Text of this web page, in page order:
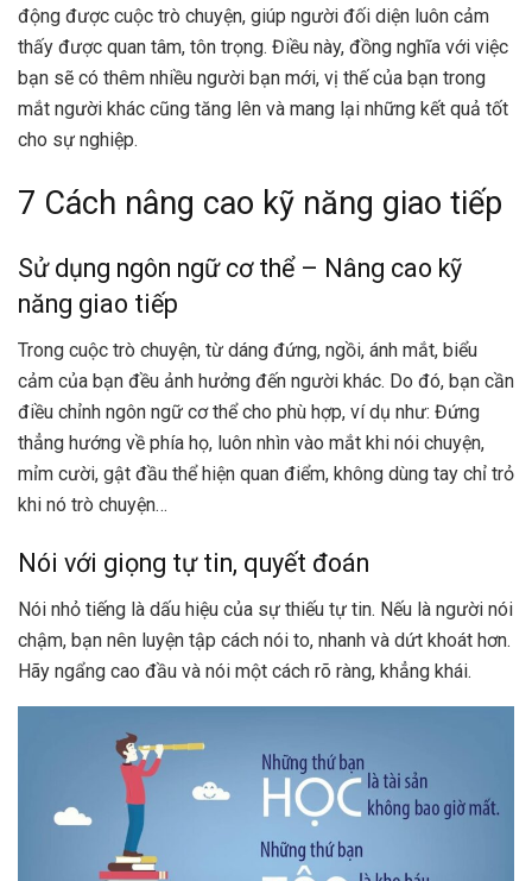
động được cuộc trò chuyện, giúp người đối diện luôn cảm
thấy được quan tâm, tôn trọng. Điều này, đồng nghĩa với việc
bạn sẽ có thêm nhiều người bạn mới, vị thế của bạn trong
mắt người khác cũng tăng lên và mang lại những kết quả tốt
cho sự nghiệp.
7 Cách nâng cao kỹ năng giao tiếp
Sử dụng ngôn ngữ cơ thể – Nâng cao kỹ
năng giao tiếp
Trong cuộc trò chuyện, từ dáng đứng, ngồi, ánh mắt, biểu
cảm của bạn đều ảnh hưởng đến người khác. Do đó, bạn cần
điều chỉnh ngôn ngữ cơ thể cho phù hợp, ví dụ như: Đứng
thẳng hướng về phía họ, luôn nhìn vào mắt khi nói chuyện,
mỉm cười, gật đầu thể hiện quan điểm, không dùng tay chỉ trỏ
khi nó trò chuyện…
Nói với giọng tự tin, quyết đoán
Nói nhỏ tiếng là dấu hiệu của sự thiếu tự tin. Nếu là người nói
chậm, bạn nên luyện tập cách nói to, nhanh và dứt khoát hơn.
Hãy ngẩng cao đầu và nói một cách rõ ràng, khẳng khái.